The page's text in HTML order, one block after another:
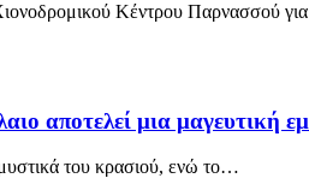
Κέντρου Παρνασσού
αποτελεί μια μαγευτική
του κρασιού, ενώ το…